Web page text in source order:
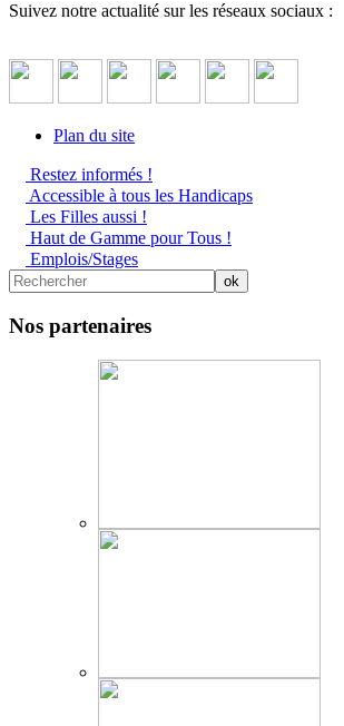
Suivez notre actualité sur les réseaux sociaux :
Plan du site
Restez informés !
Accessible à tous les Handicaps
Les Filles aussi !
Haut de Gamme pour Tous !
Emplois/Stages
Nos partenaires